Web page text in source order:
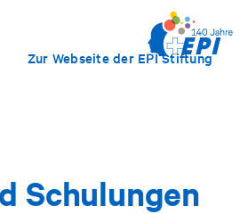
Zur Webseite der EPI Stiftung
Schulungen